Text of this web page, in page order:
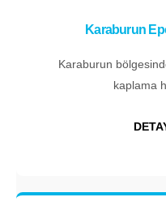
Karaburun
Karaburun
kaplama